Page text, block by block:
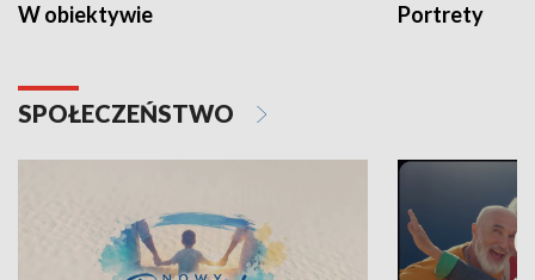
W obiektywie Portrety
SPOŁECZEŃSTWO